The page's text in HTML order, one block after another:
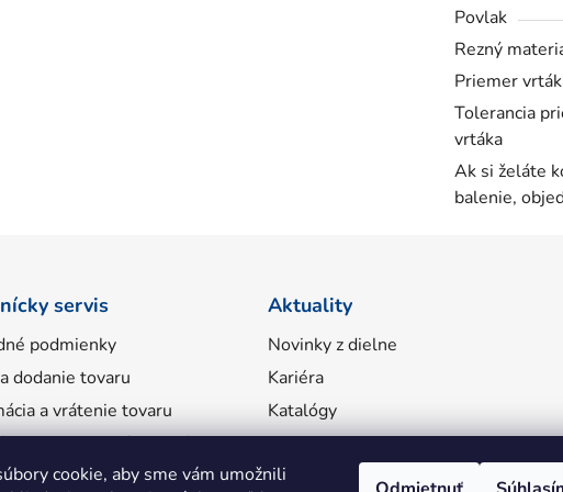
cookie, aby sme vám umožnili
Povlak
Rezný
Priemer
Tolerancia
vrtáka
Ak si želáte
balenie,
servis
podmienky
dodanie tovaru
a vrátenie tovaru
o spracovaní osobných
Aktuality
Novinky z dielne
Kariéra
Katalógy